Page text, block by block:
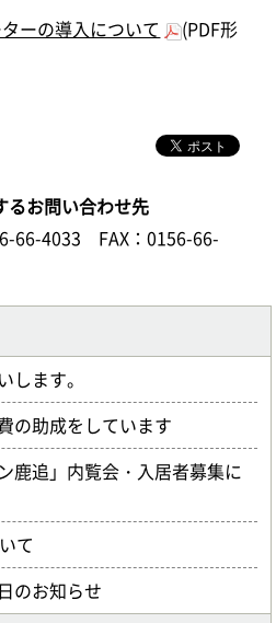
ーの導入について
(PDF形
るお問い合わせ先
66-4033
FAX：0156-66-
します。
の助成をしています
鹿追」内覧会・入居者募集に
て
のお知らせ